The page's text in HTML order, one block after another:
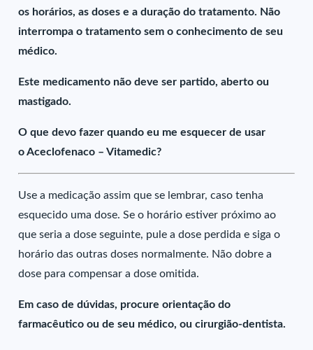
os horários, as doses e a duração do tratamento. Não
interrompa o tratamento sem o conhecimento de seu
médico.
Este medicamento não deve ser partido, aberto ou
mastigado.
O que devo fazer quando eu me esquecer de usar
o Aceclofenaco – Vitamedic?
Use a medicação assim que se lembrar, caso tenha
esquecido uma dose. Se o horário estiver próximo ao
que seria a dose seguinte, pule a dose perdida e siga o
horário das outras doses normalmente. Não dobre a
dose para compensar a dose omitida.
Em caso de dúvidas, procure orientação do
farmacêutico ou de seu médico, ou cirurgião-dentista.